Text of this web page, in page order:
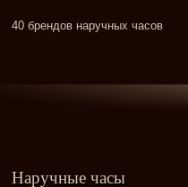
40 брендов наручных часов
Наручные часы